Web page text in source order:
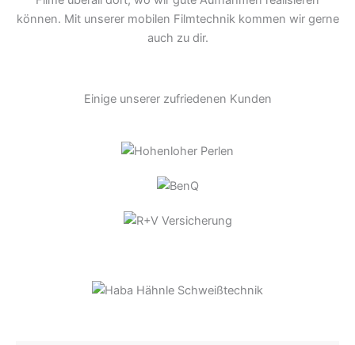
können. Mit unserer mobilen Filmtechnik kommen wir gerne
auch zu dir.
Einige unserer zufriedenen Kunden